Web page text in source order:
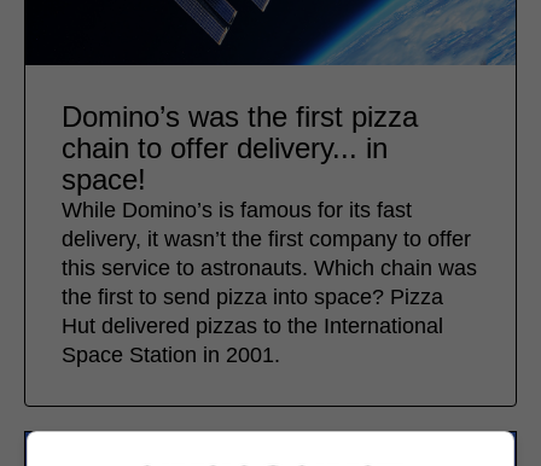
Domino’s was the first pizza
chain to offer delivery... in
space!
While Domino’s is famous for its fast
delivery, it wasn’t the first company to offer
this service to astronauts. Which chain was
the first to send pizza into space? Pizza
Hut delivered pizzas to the International
Space Station in 2001.